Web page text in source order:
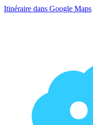
Itinéraire dans Google Maps